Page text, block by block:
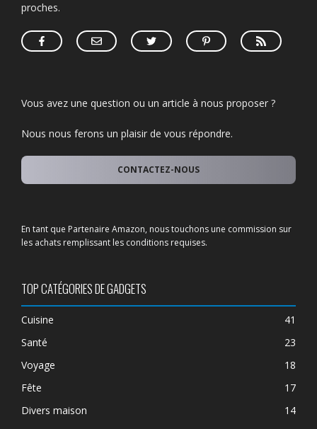
proches.
Vous avez une question ou un article à nous proposer ?
Nous nous ferons un plaisir de vous répondre.
CONTACTEZ-NOUS
En tant que Partenaire Amazon, nous touchons une commission sur
les achats remplissant les conditions requises.
TOP CATÉGORIES DE GADGETS
Cuisine
41
Santé
23
Voyage
18
Fête
17
Divers maison
14